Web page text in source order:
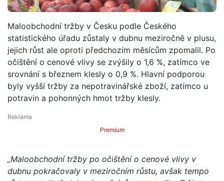
Maloobchodní tržby v Česku podle Českého
statistického úřadu zůstaly v dubnu meziročně v plusu,
jejich růst ale oproti předchozím měsícům zpomalil. Po
očištění o cenové vlivy se zvýšily o 1,6 %, zatímco ve
srovnání s březnem klesly o 0,9 %. Hlavní podporou
byly vyšší tržby za nepotravinářské zboží, zatímco u
potravin a pohonných hmot tržby klesly.
Premium
„Maloobchodní tržby po očištění o cenové vlivy v
dubnu pokračovaly v meziročním růstu, avšak tempo